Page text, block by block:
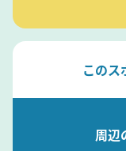
このス
周辺